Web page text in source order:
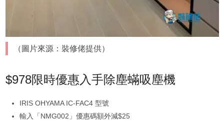
（圖片來源：裝修佬提供）
$978限時優惠入手除塵蟎吸塵機
IRIS OHYAMA IC-FAC4 型號
輸入「NMG002」優惠碼額外減$25